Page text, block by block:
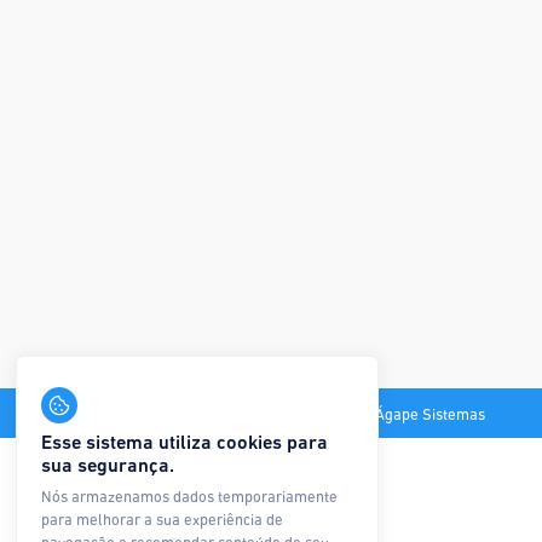
Todos os direitos reservados © Ágape Sistemas
Esse sistema utiliza cookies para
sua segurança.
Nós armazenamos dados temporariamente
para melhorar a sua experiência de